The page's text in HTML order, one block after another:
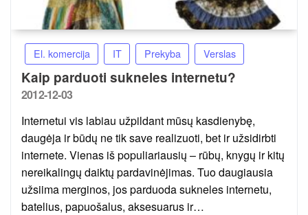
El. komercija IT Prekyba Verslas
Kaip parduoti sukneles internetu?
Posted
2012-12-03
Internetui vis labiau užpildant mūsų kasdienybę,
daugėja ir būdų ne tik save realizuoti, bet ir užsidirbti
internete. Vienas iš populiariausių – rūbų, knygų ir kitų
nereikalingų daiktų pardavinėjimas. Tuo daugiausia
užsiima merginos, jos parduoda sukneles internetu,
batelius, papuošalus, aksesuarus ir…